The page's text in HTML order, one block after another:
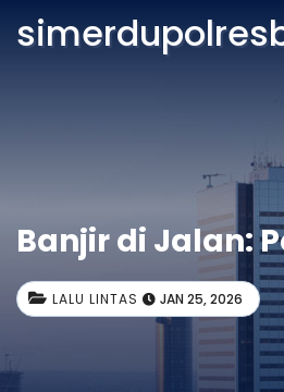
Banjir di Jalan:
LALU LINTAS JAN 25, 2026